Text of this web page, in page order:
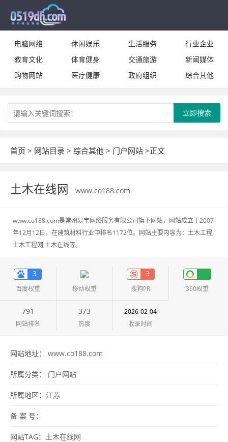
电脑网络 休闲娱乐 生活服务
行业企业
教育文化
体育健身 交通旅游
新闻媒体
购物网站
医疗健康 政府组织 综合其他
立即搜索
首页 > 网站目录 > 综合其他 > 门户网站 >正文
土木在线网 www.co188.com
www.co188.com是常州易宝网络服务有限公司旗下网站，网站成立于2007
年12月12日，在建筑材料行业中排名1172位。网站主要内容为：土木工程,
土木工程网,土木在线等。
3
百度权重 移动权重
3
搜狗PR 360权重
791
网站排名
373
热度
2026-02-04
收录时间
网站地址： www.co188.com
所属分类： 门户网站
所属地区： 江苏
备 案 号：
网站TAG： 土木在线网